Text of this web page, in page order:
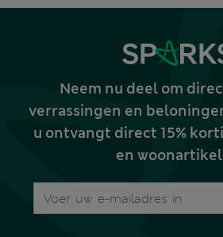
Neem nu deel om
verrassingen en
u ontvangt direct 15%
en